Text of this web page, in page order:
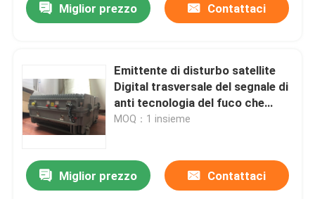
Miglior prezzo Contattaci
Emittente di disturbo satellite
Digital trasversale del segnale di
anti tecnologia del fuco che
inceppa fonte
MOQ：1 insieme
Miglior prezzo Contattaci